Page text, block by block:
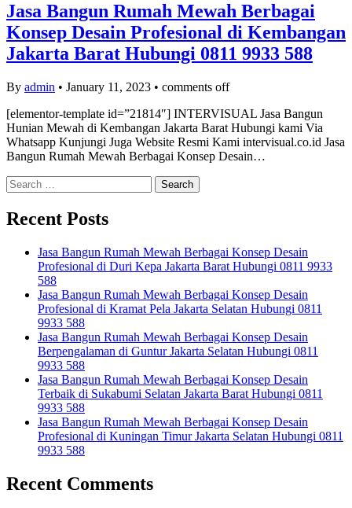
Jasa Bangun Rumah Mewah Berbagai
Konsep Desain Profesional di Kembangan
Jakarta Barat Hubungi 0811 9933 588
By admin • January 11, 2023 • comments off
[elementor-template id=”21814″] INTERVISUAL Jasa Bangun
Hunian Mewah di Kembangan Jakarta Barat Hubungi kami Via
Whatsapp Kunjungi Juga Website Resmi Kami intervisual.co.id Jasa
Bangun Rumah Mewah Berbagai Konsep Desain…
Search
for:
Recent Posts
Jasa Bangun Rumah Mewah Berbagai Konsep Desain
Profesional di Duri Kepa Jakarta Barat Hubungi 0811 9933
588
Jasa Bangun Rumah Mewah Berbagai Konsep Desain
Profesional di Kramat Pela Jakarta Selatan Hubungi 0811
9933 588
Jasa Bangun Rumah Mewah Berbagai Konsep Desain
Berpengalaman di Guntur Jakarta Selatan Hubungi 0811
9933 588
Jasa Bangun Rumah Mewah Berbagai Konsep Desain
Terbaik di Sukabumi Selatan Jakarta Barat Hubungi 0811
9933 588
Jasa Bangun Rumah Mewah Berbagai Konsep Desain
Profesional di Kuningan Timur Jakarta Selatan Hubungi 0811
9933 588
Recent Comments